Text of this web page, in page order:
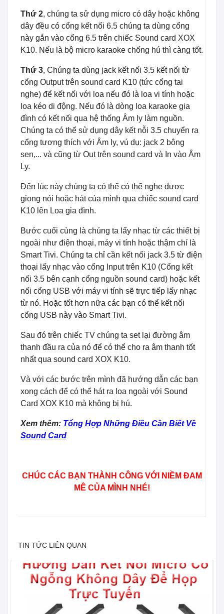
Thứ 2, chúng ta sử dụng micro có dây hoặc không
dây đều có cổng kết nối 6.5 chúng ta dùng cổng
này gắn vào cổng 6.5 trên chiếc Sound card XOX
K10. Nếu là bộ micro karaoke chống hú thì càng tốt.
Thứ 3, Chúng ta dùng jack kết nối 3.5 kết nối từ
cổng Output trên sound card K10 (tức cổng tai
nghe) để kết nối với loa nếu đó là loa vi tính hoặc
loa kéo di động. Nếu đó là dòng loa karaoke gia
đình có kết nối qua hệ thống Âm ly làm nguồn.
Chúng ta có thể sử dụng dây kết nỗi 3.5 chuyển ra
cổng tương thích với Âm ly, vú dụ: jack 2 bông
sen,... và cũng từ Out trên sound card và In vào Âm
Ly.
Đến lúc này chúng ta có thể có thể nghe được
giọng nói hoặc hát của mình qua chiếc sound card
K10 lên Loa gia đình.
Bước cuối cùng là chúng ta lấy nhạc từ các thiết bị
ngoài như điện thoại, máy vi tính hoặc thậm chí là
Smart Tivi. Chúng ta chỉ cần kết nối jack 3.5 từ điện
thoại lấy nhạc vào cổng Input trên K10 (Cổng kết
nối 3.5 bên cạnh cổng nguồn sound card) hoặc kết
nối cổng USB với máy vi tính sẽ trực tiếp lấy nhạc
từ nó. Hoặc tốt hơn nữa các bạn có thể kết nối
cổng USB này vào Smart Tivi.
Sau đó trên chiếc TV chúng ta set lại đường âm
thanh đầu ra của nó để có thể cho ra âm thanh tốt
nhất qua sound card XOX K10.
Và với các bước trên mình đã hướng dẫn các bạn
xong cách để có thể hát ra loa ngoài với Sound
Card XOX K10 mà không bị hú.
Xem thêm: Tổng Hợp Những Điều Cần Biết Về
Sound Card
CHÚC CÁC BẠN THÀNH CÔNG VỚI NIỀM ĐAM
MÊ CỦA MÌNH NHÉ!
TIN TỨC LIÊN QUAN